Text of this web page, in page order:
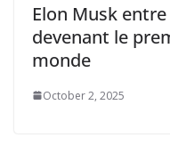
Elon Musk
devenant le
monde
October 2, 2025